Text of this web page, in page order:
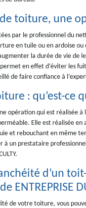
de toiture, une
par le professionnel du
en tuile ou en ardoise
la durée de vie de
en effet d’éviter les
de faire confiance à
: qu’est-ce
opération qui est réalisée
Elle est réalisée
et rebouchant en même
à un prestataire
d’un
ENTREPRISE
de votre toiture, vous